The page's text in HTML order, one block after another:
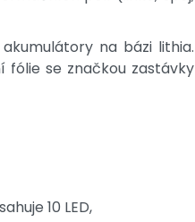
na bázi lithia.
fólie se značkou zastávky
10 LED,